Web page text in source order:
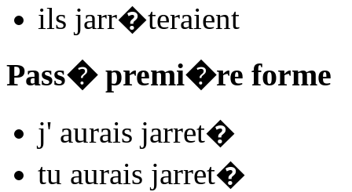
ils jarr�teraient
Pass� premi�re forme
j' aurais jarret�
tu aurais jarret�